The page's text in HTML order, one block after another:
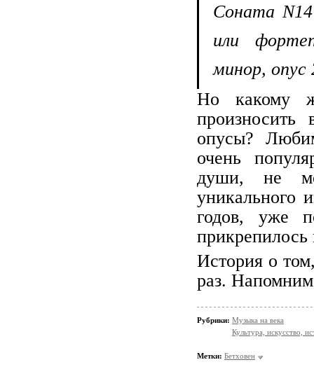
Соната
или
минор, опус
Но какому
опусы?
очень
души, не
уникального
годов, уже
прикрепилось
История о
раз.
Рубрики: Музыка на века
Культура, искусство,
Метки: Бетховен